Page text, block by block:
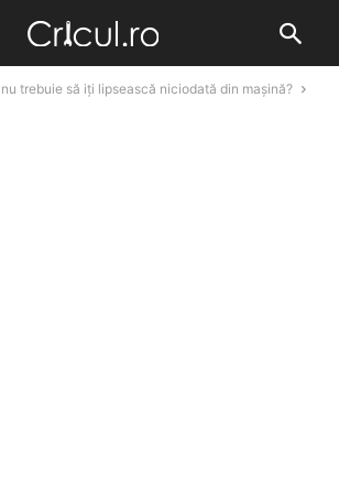
trebuie să iți lipsească niciodată din mașină?